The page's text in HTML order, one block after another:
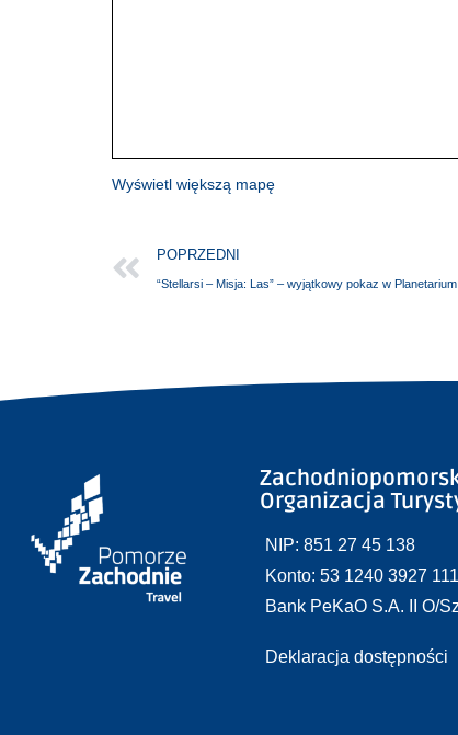
Wyświetl większą mapę
POPRZEDNI
“Stellarsi – Misja: Las” – wyjątkowy pokaz w Planetarium
Organizacja
NIP: 851 27 45 138
Konto: 53 1240 3927
Bank PeKaO S.A. II O/
Deklaracja dostępności